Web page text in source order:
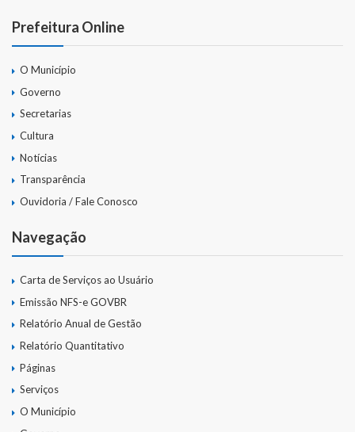
Gestão Saúde – GOVBR
Gestão Educação – Educar Web
Prefeitura Online
O Município
Governo
Secretarias
Cultura
Notícias
Transparência
Ouvidoria / Fale Conosco
Navegação
Carta de Serviços ao Usuário
Emissão NFS-e GOVBR
Relatório Anual de Gestão
Relatório Quantitativo
Páginas
Serviços
O Município